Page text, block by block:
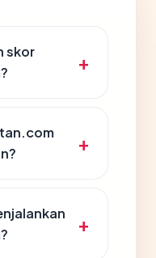
skor